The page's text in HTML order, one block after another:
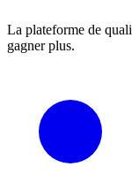
La plateforme de
gagner plus.